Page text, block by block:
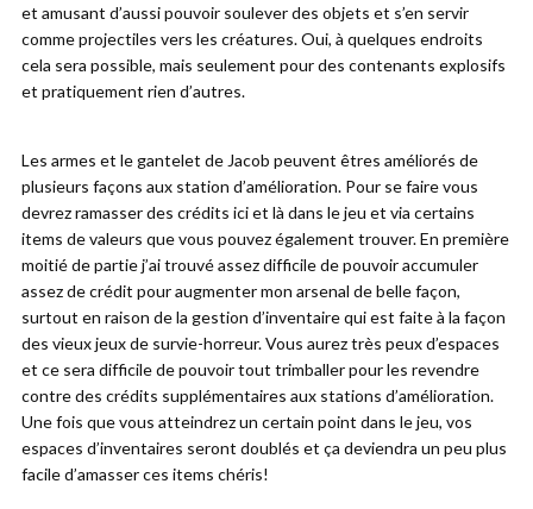
et amusant d’aussi pouvoir soulever des objets et s’en servir
comme projectiles vers les créatures. Oui, à quelques endroits
cela sera possible, mais seulement pour des contenants explosifs
et pratiquement rien d’autres.
Les armes et le gantelet de Jacob peuvent êtres améliorés de
plusieurs façons aux station d’amélioration. Pour se faire vous
devrez ramasser des crédits ici et là dans le jeu et via certains
items de valeurs que vous pouvez également trouver. En première
moitié de partie j’ai trouvé assez difficile de pouvoir accumuler
assez de crédit pour augmenter mon arsenal de belle façon,
surtout en raison de la gestion d’inventaire qui est faite à la façon
des vieux jeux de survie-horreur. Vous aurez très peux d’espaces
et ce sera difficile de pouvoir tout trimballer pour les revendre
contre des crédits supplémentaires aux stations d’amélioration.
Une fois que vous atteindrez un certain point dans le jeu, vos
espaces d’inventaires seront doublés et ça deviendra un peu plus
facile d’amasser ces items chéris!